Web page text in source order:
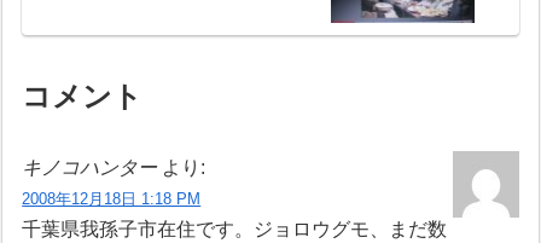
コメント
キノコハンター より:
2008年12月18日 1:18 PM
千葉県我孫子市在住です。ジョロウグモ、まだ数